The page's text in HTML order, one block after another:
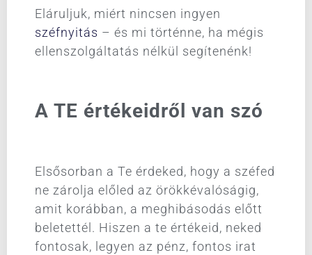
Eláruljuk, miért nincsen ingyen
széfnyitás – és mi történne, ha mégis
ellenszolgáltatás nélkül segítenénk!
A TE értékeidről van szó
Elsősorban a Te érdeked, hogy a széfed
ne zárolja előled az örökkévalóságig,
amit korábban, a meghibásodás előtt
beletettél. Hiszen a te értékeid, neked
fontosak, legyen az pénz, fontos irat